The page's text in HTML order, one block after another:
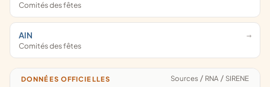
Comités des fêtes
AIN
Comités des fêtes
DONNÉES OFFICIELLES Sources / RNA / SIRENE